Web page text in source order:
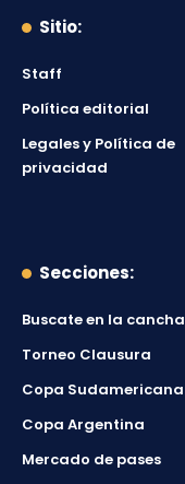
Sitio:
Staff
Política editorial
Legales y Política de
privacidad
Secciones:
Buscate en la cancha
Torneo Clausura
Copa Sudamericana
Copa Argentina
Mercado de pases